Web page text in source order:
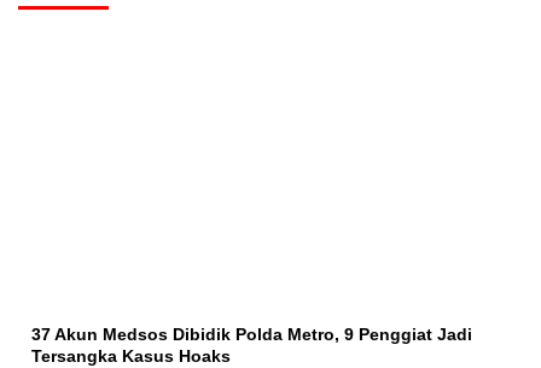
37 Akun Medsos Dibidik Polda Metro, 9 Penggiat Jadi
Tersangka Kasus Hoaks